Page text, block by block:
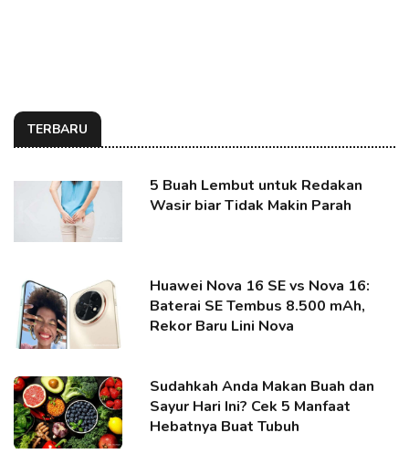
TERBARU
5 Buah Lembut untuk Redakan
Wasir biar Tidak Makin Parah
Huawei Nova 16 SE vs Nova 16:
Baterai SE Tembus 8.500 mAh,
Rekor Baru Lini Nova
Sudahkah Anda Makan Buah dan
Sayur Hari Ini? Cek 5 Manfaat
Hebatnya Buat Tubuh